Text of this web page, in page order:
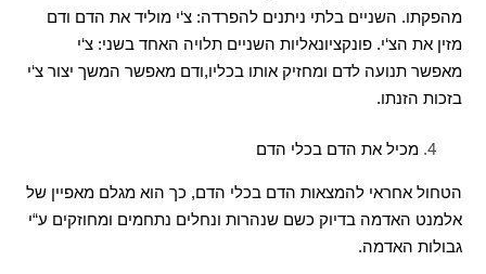
מהפקתו. השניים בלתי ניתנים להפרדה:צ‘י מוליד את הדם ודם
מזין את הצ‘י.פונקציונאליות השניים תלויה האחד בשני:צ‘י
מאפשר תנועה לדם ומחזיק אותו בכליו,ודם מאפשר המשך יצור צ‘י
בזכות הזנתו.
מכיל את הדם בכלי הדם
הטחול אחראי להמצאות הדם בכלי הדם, כך הוא מגלם מאפיין של
אלמנט האדמה בדיוק כשם שנהרות ונחלים נתחמים ומחוזקים ע“י
גבולות האדמה.